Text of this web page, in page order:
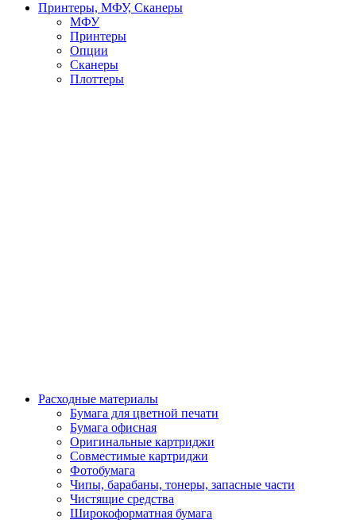
Принтеры, МФУ, Сканеры
МФУ
Принтеры
Опции
Сканеры
Плоттеры
Расходные материалы
Бумага для цветной печати
Бумага офисная
Оригинальные картриджи
Совместимые картриджи
Фотобумага
Чипы, барабаны, тонеры, запасные части
Чистящие средства
Широкоформатная бумага